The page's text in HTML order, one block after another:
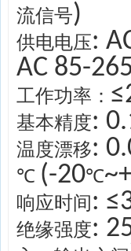
流信号)
供电电压:
AC 85-
工作功率：
基本精度:
温度漂移:
℃ (-20℃
响应时间:
绝缘强度: